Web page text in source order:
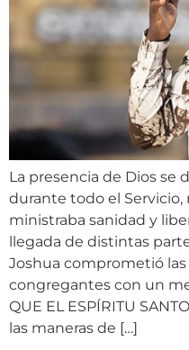
La presencia de Dios se
durante todo el
ministraba sanidad y
llegada de distintas
Joshua comprometió
congregantes con un
QUE EL ESPÍRITU
las maneras de […]